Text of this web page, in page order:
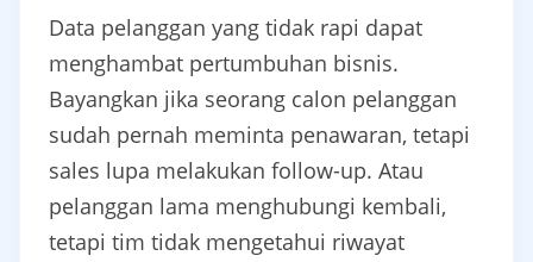
Data pelanggan yang tidak rapi dapat
menghambat pertumbuhan bisnis.
Bayangkan jika seorang calon pelanggan
sudah pernah meminta penawaran, tetapi
sales lupa melakukan follow-up. Atau
pelanggan lama menghubungi kembali,
tetapi tim tidak mengetahui riwayat